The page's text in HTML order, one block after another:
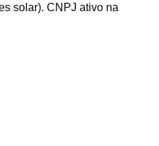
solar). CNPJ ativo na